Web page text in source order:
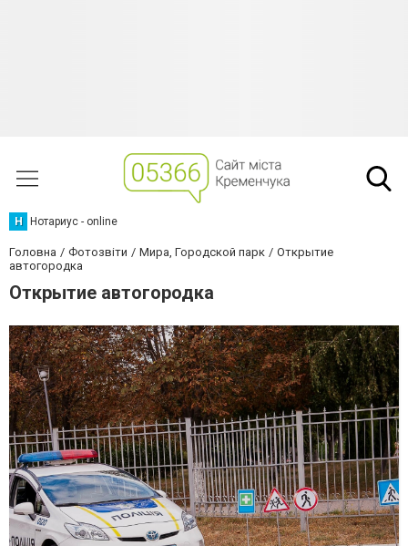
Н Нотариус - online
Головна Фотозвіти Мира, Городской парк
Открытие
автогородка
Открытие автогородка